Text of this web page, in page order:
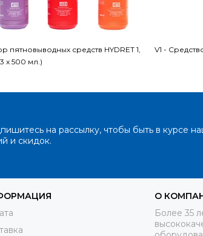
пятновыводных средств HYDRET 1,
х 500 мл.)
V1 -
на рассылку, чтобы быть в курсе
и скидок.
О
Более 35